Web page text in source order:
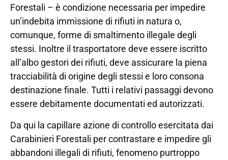
Forestali – è condizione necessaria per impedire
un’indebita immissione di rifiuti in natura o,
comunque, forme di smaltimento illegale degli
stessi. Inoltre il trasportatore deve essere iscritto
all’albo gestori dei rifiuti, deve assicurare la piena
tracciabilità di origine degli stessi e loro consona
destinazione finale. Tutti i relativi passaggi devono
essere debitamente documentati ed autorizzati.
Da qui la capillare azione di controllo esercitata dai
Carabinieri Forestali per contrastare e impedire gli
abbandoni illegali di rifiuti, fenomeno purtroppo